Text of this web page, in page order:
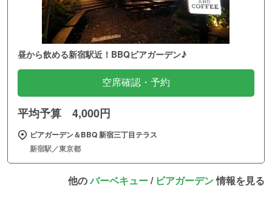
昼から飲める新宿駅近！BBQビアガーデン♪
空席確認・予約
平均予算 4,000円
ビアガーデン＆BBQ 新宿三丁目テラス
新宿駅／東京都
他のバーベキュー/ ビアガーデン情報を見る